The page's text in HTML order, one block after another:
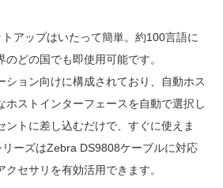
アップはいたって簡単。約100言語に
どの国でも即使用可能です。
ション向けに構成されており、自動ホス
ホストインターフェースを自動で選択し
ントに差し込むだけで、すぐに使えま
ーズはZebra DS9808ケーブルに対応
クセサリを有効活用できます。